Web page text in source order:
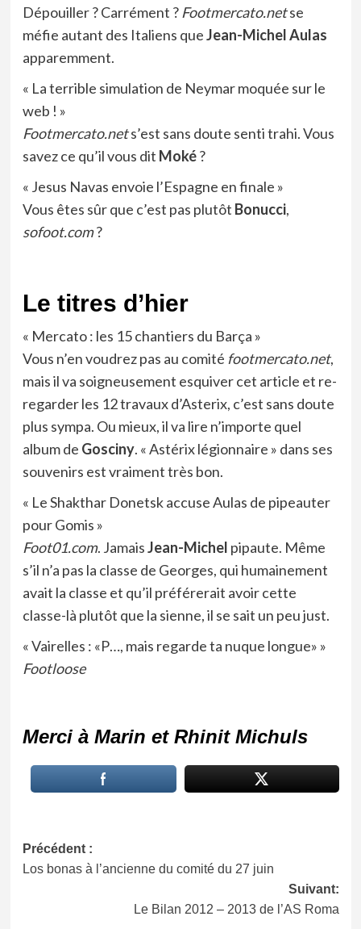
Dépouiller ? Carrément ? Footmercato.netse
méfie autant des Italiens queJean-Michel Aulas
apparemment.
« La terrible simulation de Neymar moquée sur le
web ! »
Footmercato.nets’est sans doute senti trahi. Vous
savez ce qu’il vous dit Moké?
« Jesus Navas envoie l’Espagne en finale »
Vous êtes sûr que c’est pas plutôt Bonucci,
sofoot.com?
Le titres d’hier
« Mercato : les 15 chantiers du Barça »
Vous n’en voudrez pas au comité footmercato.net,
mais il va soigneusement esquiver cet article et re-
regarder les 12 travaux d’Asterix, c’est sans doute
plus sympa. Ou mieux, il va lire n’importe quel
album de Gosciny. « Astérix légionnaire » dans ses
souvenirs est vraiment très bon.
« Le Shakthar Donetsk accuse Aulas de pipeauter
pour Gomis »
Foot01.com. JamaisJean-Michel pipaute. Même
s’il n’a pas la classe de Georges, qui humainement
avait la classe et qu’il préférerait avoir cette
classe-là plutôt que la sienne, il se sait un peu just.
« Vairelles : «P…, mais regarde ta nuque longue» »
Footloose
Merci à Marin et Rhinit Michuls
Navigation
d’article
Précédent :
Los bonas à l’ancienne du comité du 27 juin
Suivant:
Le Bilan 2012 – 2013 de l’AS Roma